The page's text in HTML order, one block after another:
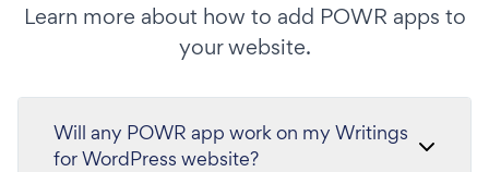
Learn more about how to add POWR apps to
your website.
Will any POWR app work on my Writings
for WordPress website?